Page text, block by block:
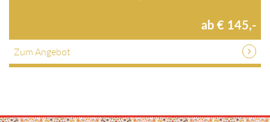
ab € 145,-
Zum Angebot